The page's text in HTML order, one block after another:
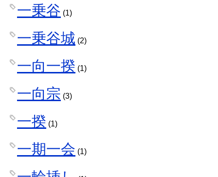
一乗谷 (1)
一乗谷城 (2)
一向一揆 (1)
一向宗 (3)
一揆 (1)
一期一会 (1)